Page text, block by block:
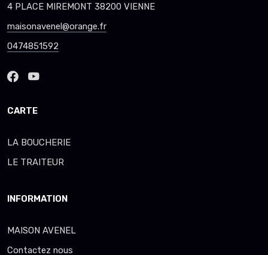
4 PLACE MIREMONT 38200 VIENNE
maisonavenel@orange.fr
0474851592
CARTE
LA BOUCHERIE
LE TRAITEUR
INFORMATION
MAISON AVENEL
Contactez nous